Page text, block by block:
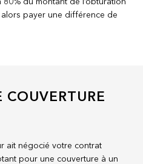
du montant de l’obturation
payer une différence de
COUVERTURE
ait négocié votre contrat
pour une couverture à un